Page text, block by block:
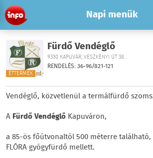
Napi menük
Fürdő Vendéglő
ÉTTERMEK
9330 KAPUVÁR, VESZKÉNYI ÚT 38.
RENDELÉS: 36-96/821-121
Vendéglő, közvetlenül a termálfürdő
A Fürdő Vendéglő Kapuváron,
a 85-ös főútvonaltól 500 méterre
FLÓRA gyógyfürdő mellett.